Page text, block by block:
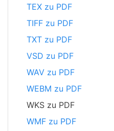
TEX zu PDF
TIFF zu PDF
TXT zu PDF
VSD zu PDF
WAV zu PDF
WEBM zu PDF
WKS zu PDF
WMF zu PDF